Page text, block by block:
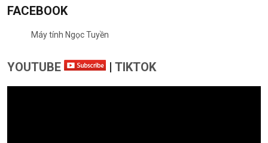
FACEBOOK
Máy tính Ngọc Tuyền
YOUTUBE | TIKTOK